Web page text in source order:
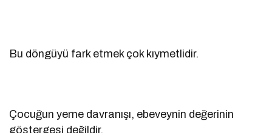
Bu döngüyü fark etmek çok kıymetlidir.
Çocuğun yeme davranışı, ebeveynin değerinin
göstergesi değildir.